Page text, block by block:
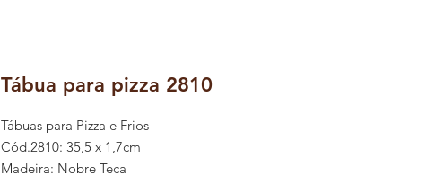
Tábua para pizza 2810
Tábuas para Pizza e Frios
Cód.2810: 35,5 x 1,7cm
Madeira: Nobre Teca